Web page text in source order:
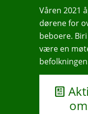
Våren 2021
dørene for
beboere.
være en